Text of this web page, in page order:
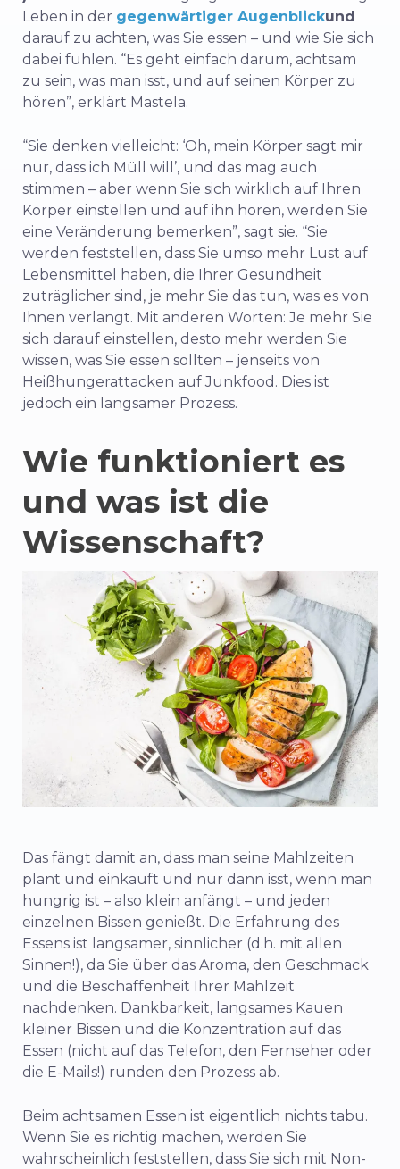
Leben in der gegenwärtiger Augenblickund
darauf zu achten, was Sie essen – und wie Sie sich
dabei fühlen. “Es geht einfach darum, achtsam
zu sein, was man isst, und auf seinen Körper zu
hören”, erklärt Mastela.
“Sie denken vielleicht: ‘Oh, mein Körper sagt mir
nur, dass ich Müll will’, und das mag auch
stimmen – aber wenn Sie sich wirklich auf Ihren
Körper einstellen und auf ihn hören, werden Sie
eine Veränderung bemerken”, sagt sie. “Sie
werden feststellen, dass Sie umso mehr Lust auf
Lebensmittel haben, die Ihrer Gesundheit
zuträglicher sind, je mehr Sie das tun, was es von
Ihnen verlangt. Mit anderen Worten: Je mehr Sie
sich darauf einstellen, desto mehr werden Sie
wissen, was Sie essen sollten – jenseits von
Heißhungerattacken auf Junkfood. Dies ist
jedoch ein langsamer Prozess.
Wie funktioniert es
und was ist die
Wissenschaft?
Das fängt damit an, dass man seine Mahlzeiten
plant und einkauft und nur dann isst, wenn man
hungrig ist – also klein anfängt – und jeden
einzelnen Bissen genießt. Die Erfahrung des
Essens ist langsamer, sinnlicher (d.h. mit allen
Sinnen!), da Sie über das Aroma, den Geschmack
und die Beschaffenheit Ihrer Mahlzeit
nachdenken. Dankbarkeit, langsames Kauen
kleiner Bissen und die Konzentration auf das
Essen (nicht auf das Telefon, den Fernseher oder
die E-Mails!) runden den Prozess ab.
Beim achtsamen Essen ist eigentlich nichts tabu.
Wenn Sie es richtig machen, werden Sie
wahrscheinlich feststellen, dass Sie sich mit Non-